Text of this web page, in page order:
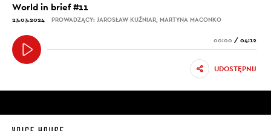
World in brief #11
23.03.2024 PROWADZĄCY: JAROSŁAW KUŹNIAR, MARTYNA MACONKO
00:00 / 04:12
UDOSTĘPNIJ